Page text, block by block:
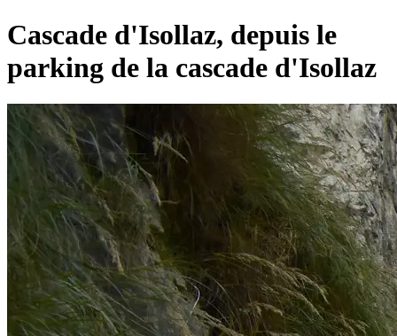
Cascade d'Isollaz, depuis le
parking de la cascade d'Isollaz